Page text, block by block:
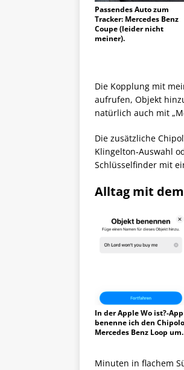
Passendes Auto zum
Tracker: Mercedes Benz
Coupe (leider nicht
meiner).
Die Kopplung mit
aufrufen, Objekt
natürlich auch mit
Die zusätzliche
Klingelton‑Auswahl
Schlüsselfinder mit
Alltag mit dem
In der Apple Wo ist?-App
benenne ich den Chipolo
Mercedes Benz Loop um.
Minuten in flachem